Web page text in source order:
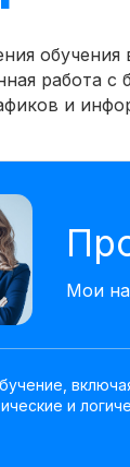
работа
и
Мои
и